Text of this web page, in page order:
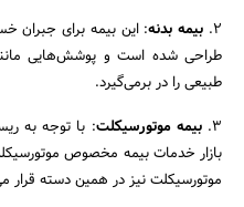
۲. بیمه بدنه: این بیمه برای جبران
طراحی شده است و پوشش‌هایی
طبیعی را در برمی‌گیرد.
۳. بیمه موتورسیکلت: با توجه به
بازار خدمات بیمه‌ مخصوص
موتورسیکلت نیز در همین دسته قرار